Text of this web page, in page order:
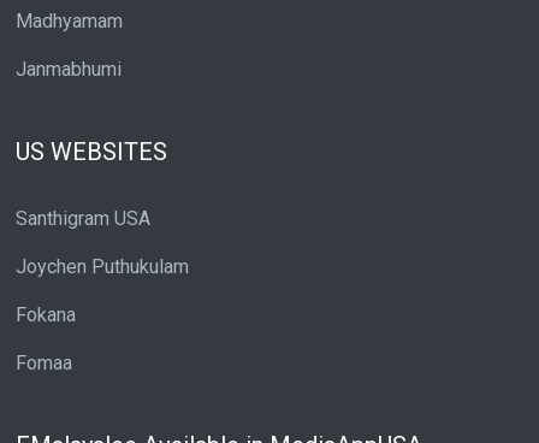
Madhyamam
Janmabhumi
US WEBSITES
Santhigram USA
Joychen Puthukulam
Fokana
Fomaa